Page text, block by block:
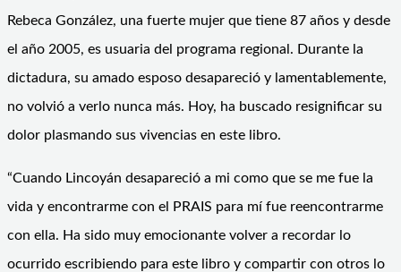
Rebeca González, una fuerte mujer que tiene 87 años y desde
el año 2005, es usuaria del programa regional. Durante la
dictadura, su amado esposo desapareció y lamentablemente,
no volvió a verlo nunca más. Hoy, ha buscado resignificar su
dolor plasmando sus vivencias en este libro.
“Cuando Lincoyán desapareció a mi como que se me fue la
vida y encontrarme con el PRAIS para mí fue reencontrarme
con ella. Ha sido muy emocionante volver a recordar lo
ocurrido escribiendo para este libro y compartir con otros lo